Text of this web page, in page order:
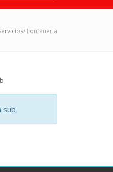
/ Fontaneria
sub